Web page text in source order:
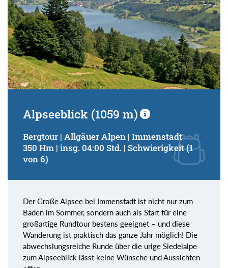
Alpseeblick (1059 m)
Bergtour | Allgäuer Alpen | Immenstadt
350 Hm | insg. 04:00 Std. | Schwierigkeit (1
von 6)
Der Große Alpsee bei Immenstadt ist nicht nur zum
Baden im Sommer, sondern auch als Start für eine
großartige Rundtour bestens geeignet – und diese
Wanderung ist praktisch das ganze Jahr möglich! Die
abwechslungsreiche Runde über die urige Siedelalpe
zum Alpseeblick lässt keine Wünsche und Aussichten